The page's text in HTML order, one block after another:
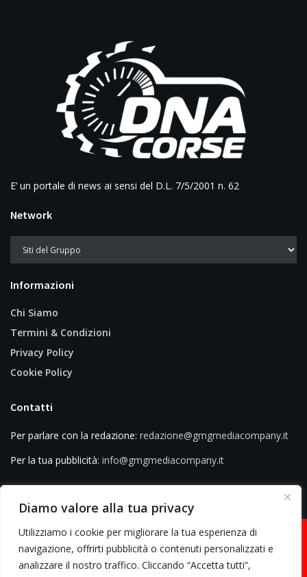
Diamo valore alla tua privacy
Utilizziamo i cookie per migliorare la tua esperienza di
navigazione, offrirti pubblicità o contenuti personalizzati e
analizzare il nostro traffico. Cliccando “Accetta tutti”,
E’ un portale di news ai sensi del D.L. 7/5/2001 n. 62
Network
Informazioni
Chi Siamo
Termini & Condizioni
Privacy Policy
Cookie Policy
Contatti
Per parlare con la redazione: redazione@gmgmediacompany.it
Per la tua pubblicità: info@gmgmediacompany.it